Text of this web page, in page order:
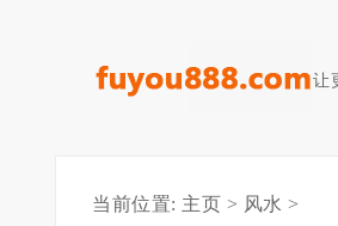
让
当前位置: 主页 > 风水 >